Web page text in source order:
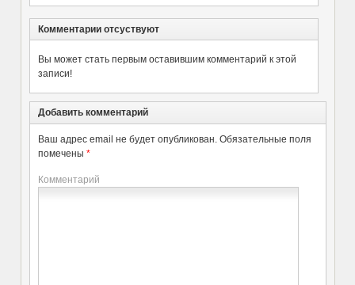
Комментарии отсуствуют
Вы может стать первым оставившим комментарий к этой
записи!
Добавить комментарий
Ваш адрес email не будет опубликован. Обязательные поля
помечены *
Комментарий